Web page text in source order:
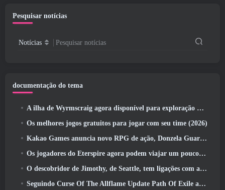
Pesquisar notícias
Notícias Pesquisar notícias
documentação do tema
A ilha de Wyrmscraig agora disponível para exploração no RuneScape da velha escola
Os melhores jogos gratuitos para jogar com seu time (2026)
Kakao Games anuncia novo RPG de ação, Donzela Guardiã
Os jogadores do Eterspire agora podem viajar um pouco no tempo… como um deleite
O descobridor de Jimothy, de Seattle, tem ligações com a ArenaNet, Então é claro que eles estão adicionando isso ao Guild Wars 2
Seguindo Curse Of The Allflame Update Path Of Exile anuncia várias mudanças com base no feedback